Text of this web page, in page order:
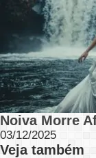
Noiva Morre
03/12/2025
Veja também